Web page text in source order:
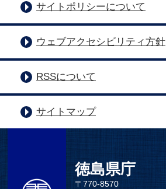
サイトポリシーについて
ウェブアクセシビリティ方針
RSSについて
サイトマップ
徳島県庁
〒770-8570